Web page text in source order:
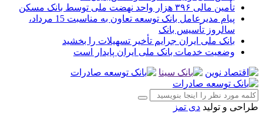
تأمین مالی ۳۹۶ هزار واحد نهضت ملی توسط بانک مسکن
پیام مدیرعامل بانک توسعه تعاون به مناسبت 15 مرداد،
سالروز تأسیس بانک
بانک ملی ایران جرایم تأخیر تسهیلات را بخشید
وضعیت خدمات بانک ملی ایران پایدار است
طراحی و تولید دی تمز